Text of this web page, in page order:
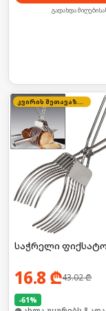
გადახდა
კვირის შეთავაზება
საჭრელი
16.8 ₾43.02₾
-61%